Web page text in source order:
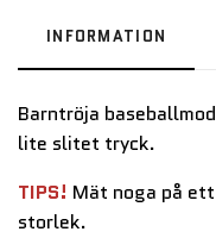
INFORMATION
Barntröja
lite slitet tryck.
TIPS! Mät noga på
storlek.